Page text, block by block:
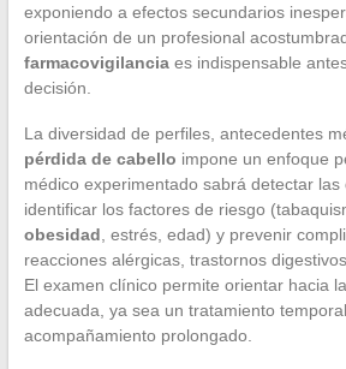
exponiendo a efectos secundarios
orientación de un profesional
farmacovigilanciaes indispensable
decisión.
La diversidad de perfiles, antecedentes
pérdida de cabello impone un enfoque
médico experimentado sabrá detectar las
identificar los factores de riesgo
obesidad , estrés, edad) y prevenir
reacciones alérgicas, trastornos
El examen clínico permite orientar hacia
adecuada, ya sea un tratamiento
acompañamiento prolongado.